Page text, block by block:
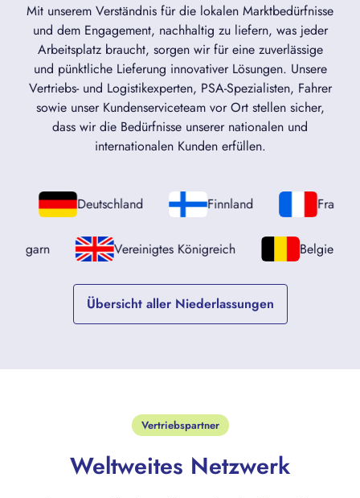
Mit unserem Verständnis für die lokalen Marktbedürfnisse
und dem Engagement, nachhaltig zu liefern, was jeder
Arbeitsplatz braucht, sorgen wir für eine zuverlässige
und pünktliche Lieferung innovativer Lösungen. Unsere
Vertriebs- und Logistikexperten, PSA-Spezialisten, Fahrer
sowie unser Kundenserviceteam vor Ort stellen sicher,
dass wir die Bedürfnisse unserer nationalen und
internationalen Kunden erfüllen.
Deutschland Finnland Frankreich
Ungarn Vereinigtes Königreich
Übersicht aller Niederlassungen
Vertriebspartner
Weltweites Netzwerk